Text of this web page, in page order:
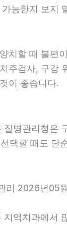
능한지 보지
치할 때 불편
주검사, 구강
이 좋습니다.
병관리청은
택할 때도 단
리 2026년05
역치과에서